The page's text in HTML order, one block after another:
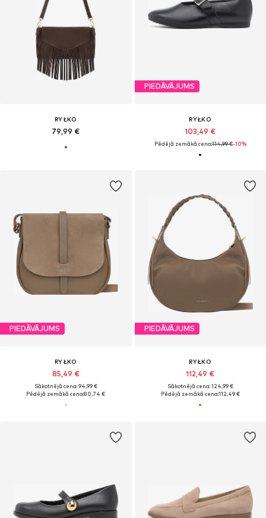
RYŁKO
79,99 €
PIEDĀVĀJUMS
RYŁKO
103,49 €
Pēdējā zemākā cena:114,99 €-10%
PIEDĀVĀJUMS
RYŁKO
85,49 €
Sākotnējā cena: 94,99 €
Pēdējā zemākā cena:80,74 €
PIEDĀVĀJUMS
RYŁKO
112,49 €
Sākotnējā cena: 124,99 €
Pēdējā zemākā cena:112,49 €